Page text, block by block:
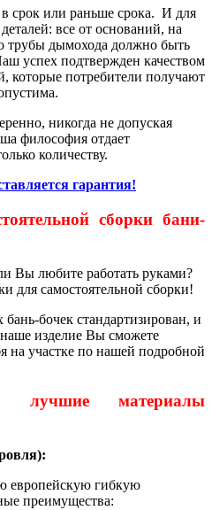
срок или раньше срока. И для
все от оснований, на
трубы дымохода должно быть
успех подтвержден качеством
которые потребители получают
никогда не допуская
философия отдает
количеству.
гарантия!
сборки бани-
Вы любите работать руками?
для самостоятельной сборки!
бочек стандартизирован, и
изделие Вы сможете
на участке по нашей подробной
материалы
европейскую гибкую
преимущества: